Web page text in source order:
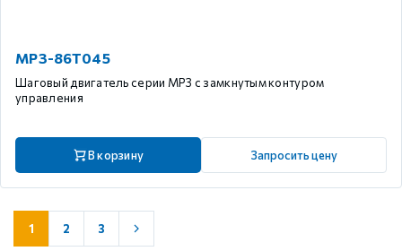
MP3-86T045
Шаговый двигатель серии MP3 с замкнутым контуром
управления
В корзину Запросить цену
1 2 3